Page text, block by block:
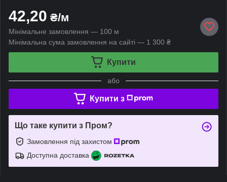
42,20 ₴/м
Мінімальне замовлення — 100 м
Мінімальна сума замовлення на сайті — 1 300 ₴
Купити
або
Купити з
Що таке купити з Пром?
Замовлення під захистом
Доступна доставка